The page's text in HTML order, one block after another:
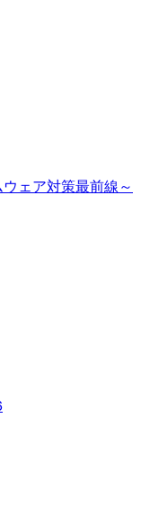
ェア対策最前線～